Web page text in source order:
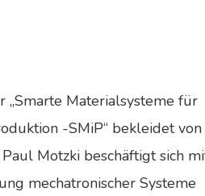
„Smarte Materialsysteme für
-SMiP“ bekleidet von
Motzki beschäftigt sich
mechatronischer Systeme